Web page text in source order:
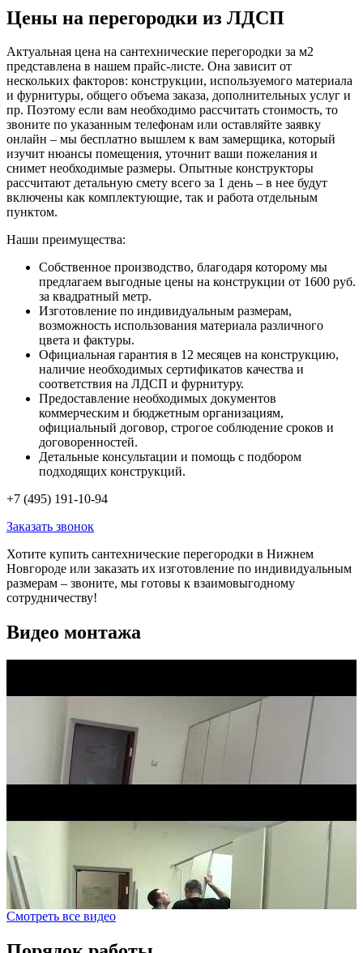
Цены на перегородки из ЛДСП
Актуальная цена на сантехнические перегородки за м2
представлена в нашем прайс-листе. Она зависит от
нескольких факторов: конструкции, используемого материала
и фурнитуры, общего объема заказа, дополнительных услуг и
пр. Поэтому если вам необходимо рассчитать стоимость, то
звоните по указанным телефонам или оставляйте заявку
онлайн – мы бесплатно вышлем к вам замерщика, который
изучит нюансы помещения, уточнит ваши пожелания и
снимет необходимые размеры. Опытные конструкторы
рассчитают детальную смету всего за 1 день – в нее будут
включены как комплектующие, так и работа отдельным
пунктом.
Наши преимущества:
Собственное производство, благодаря которому мы
предлагаем выгодные цены на конструкции от 1600 руб.
за квадратный метр.
Изготовление по индивидуальным размерам,
возможность использования материала различного
цвета и фактуры.
Официальная гарантия в 12 месяцев на конструкцию,
наличие необходимых сертификатов качества и
соответствия на ЛДСП и фурнитуру.
Предоставление необходимых документов
коммерческим и бюджетным организациям,
официальный договор, строгое соблюдение сроков и
договоренностей.
Детальные консультации и помощь с подбором
подходящих конструкций.
+7 (495) 191-10-94
Заказать звонок
Хотите купить сантехнические перегородки в Нижнем
Новгороде или заказать их изготовление по индивидуальным
размерам – звоните, мы готовы к взаимовыгодному
сотрудничеству!
Видео монтажа
Смотреть все видео